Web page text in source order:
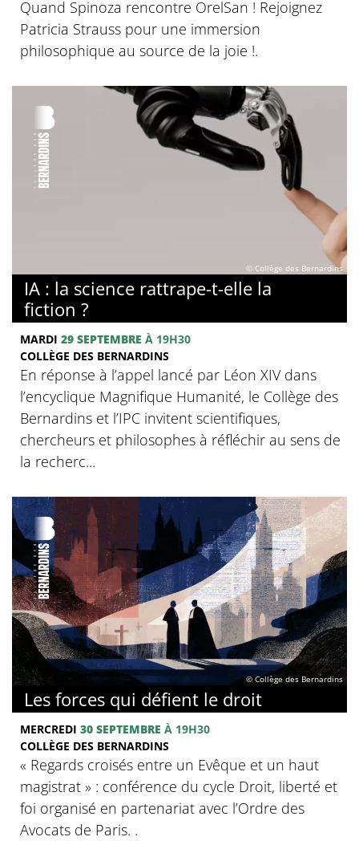
Quand Spinoza rencontre OrelSan ! Rejoignez
Patricia Strauss pour une immersion
philosophique au source de la joie !.
© Collège des Bernardins
IA : la science rattrape-t-elle la
fiction ?
MARDI 29 SEPTEMBRE À 19H30
COLLÈGE DES BERNARDINS
En réponse à l’appel lancé par Léon XIV dans
l’encyclique Magnifique Humanité, le Collège des
Bernardins et l’IPC invitent scientifiques,
chercheurs et philosophes à réfléchir au sens de
la recherc...
© Collège des Bernardins
Les forces qui défient le droit
MERCREDI 30 SEPTEMBRE À 19H30
COLLÈGE DES BERNARDINS
« Regards croisés entre un Evêque et un haut
magistrat » : conférence du cycle Droit, liberté et
foi organisé en partenariat avec l’Ordre des
Avocats de Paris. .